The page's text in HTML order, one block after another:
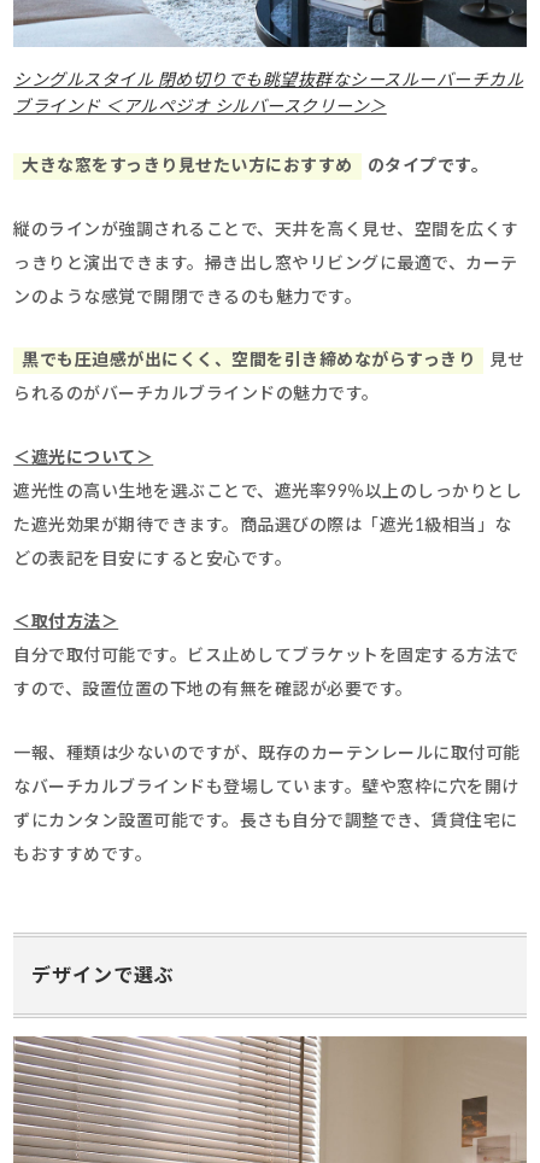
シングルスタイル 閉め切りでも眺望抜群なシースルーバーチカル
ブラインド ＜アルペジオ シルバースクリーン＞
大きな窓をすっきり見せたい方におすすめ のタイプです。
縦のラインが強調されることで、天井を高く見せ、空間を広くす
っきりと演出できます。掃き出し窓やリビングに最適で、カーテ
ンのような感覚で開閉できるのも魅力です。
黒でも圧迫感が出にくく、空間を引き締めながらすっきり
見せ
られるのがバーチカルブラインドの魅力です。
＜遮光について＞
遮光性の高い生地を選ぶことで、遮光率99％以上のしっかりとし
た遮光効果が期待できます。商品選びの際は「遮光1級相当」な
どの表記を目安にすると安心です。
＜取付方法＞
自分で取付可能です。ビス止めしてブラケットを固定する方法で
すので、設置位置の下地の有無を確認が必要です。
一報、種類は少ないのですが、既存のカーテンレールに取付可能
なバーチカルブラインドも登場しています。壁や窓枠に穴を開け
ずにカンタン設置可能です。長さも自分で調整でき、賃貸住宅に
もおすすめです。
デザインで選ぶ